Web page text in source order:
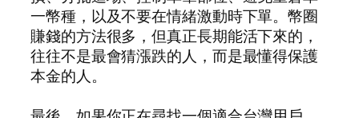
一幣種，以及不要在情緒激動時下單。幣圈
賺錢的方法很多，但真正長期能活下來的，
往往不是最會猜漲跌的人，而是最懂得保護
本金的人。